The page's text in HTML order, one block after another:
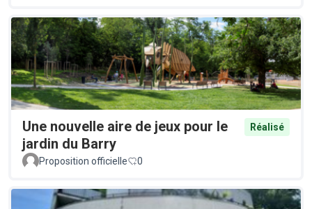
Une nouvelle aire de jeux pour le
jardin du Barry
Réalisé
Proposition officielle 0